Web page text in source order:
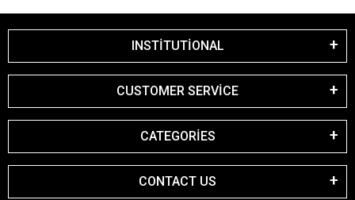
INSTİTUTİONAL
CUSTOMER SERVİCE
CATEGORİES
CONTACT US